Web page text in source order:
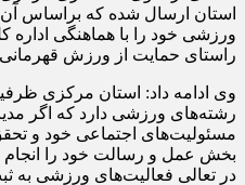
استان ارسال شده که براساس آن
ورزشی خود را با هماهنگی اداره
راستای حمایت از ورزش
وی ادامه داد: استان مرکزی
رشته‌های ورزشی دارد که اگر
مسئولیت‌های اجتماعی خود و
بخش عمل و رسالت خود را انجام
در تعالی فعالیت‌های ورزشی به